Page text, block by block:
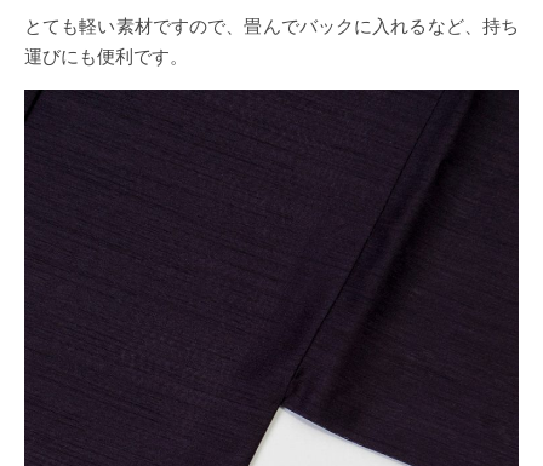
とても軽い素材ですので、畳んでバックに入れるなど、持ち
運びにも便利です。